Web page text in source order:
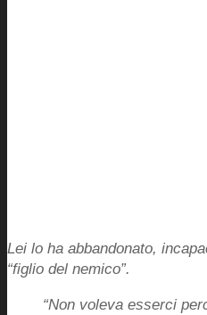
Lei lo ha abbandonato,
“figlio del nemico”.
“Non voleva esserci